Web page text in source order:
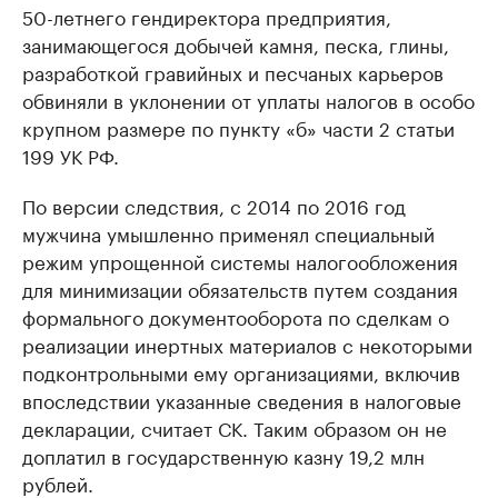
50-летнего гендиректора предприятия,
занимающегося добычей камня, песка, глины,
разработкой гравийных и песчаных карьеров
обвиняли в уклонении от уплаты налогов в особо
крупном размере по пункту «б» части 2 статьи
199 УК РФ.
По версии следствия, с 2014 по 2016 год
мужчина умышленно применял специальный
режим упрощенной системы налогообложения
для минимизации обязательств путем создания
формального документооборота по сделкам о
реализации инертных материалов с некоторыми
подконтрольными ему организациями, включив
впоследствии указанные сведения в налоговые
декларации, считает СК. Таким образом он не
доплатил в государственную казну 19,2 млн
рублей.